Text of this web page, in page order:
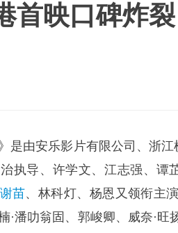
首映口碑炸
》是由安乐影片有限公司、浙
执导、许学文、江志强、谭
谢苗、林科灯、杨恩又领衔主
·潘叻翁固、郭峻卿、威奈·旺